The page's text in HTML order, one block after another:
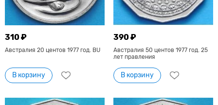
310 ₽
Австралия 20 центов 1977 год. BU
В корзину
390 ₽
Австралия 50 центов 1977 год. 25
лет правления
В корзину